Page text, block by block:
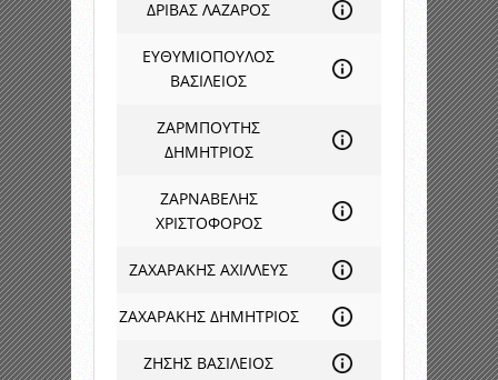
ΔΡΙΒΑΣ ΛΑΖΑΡΟΣ
ΕΥΘΥΜΙΟΠΟΥΛΟΣ
ΒΑΣΙΛΕΙΟΣ
ΖΑΡΜΠΟΥΤΗΣ
ΔΗΜΗΤΡΙΟΣ
ΖΑΡΝΑΒΕΛΗΣ
ΧΡΙΣΤΟΦΟΡΟΣ
ΖΑΧΑΡΑΚΗΣ ΑΧΙΛΛΕΥΣ
ΖΑΧΑΡΑΚΗΣ ΔΗΜΗΤΡΙΟΣ
ΖΗΣΗΣ ΒΑΣΙΛΕΙΟΣ